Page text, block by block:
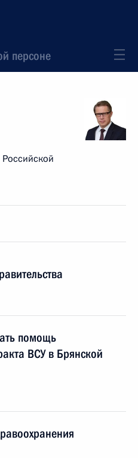
персоне
помощь
ВСУ в Брянской